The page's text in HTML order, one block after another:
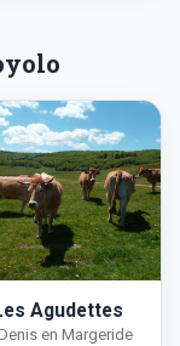
Agudettes
en Margeride